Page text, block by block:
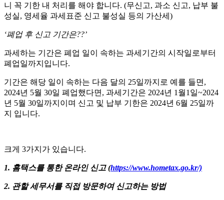
니 꼭 기한 내 처리를 해야 합니다. (무신고, 과소 신고, 납부 불
성실, 영세율 과세표준 신고 불성실 등의 가산세)
‘폐업 후 신고 기간은??’
과세하는 기간은 폐업 일이 속하는 과세기간의 시작일로부터
폐업일까지입니다.
기간은 해당 일이 속하는 다음 달의 25일까지로 예를 들면,
2024년 5월 30일 폐업했다면, 과세기간은 2024년 1월1일~2024
년 5월 30일까지이며 신고 및 납부 기한은 2024년 6월 25일까
지 입니다.
크게 3가지가 있습니다.
1. 홈택스를 통한 온라인 신고 (https://www.hometax.go.kr/)
2. 관할 세무서를 직접 방문하여 신고하는 방법